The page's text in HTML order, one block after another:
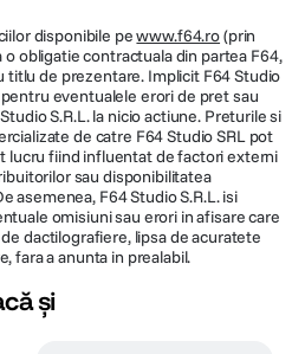
disponibile pewww.f64.ro(prin
obligatie contractuala din partea F64,
titlu de prezentare. Implicit F64 Studio
eventualele erori de pret sau
S.R.L. la nicio actiune. Preturile si
de catre F64 Studio SRL pot
lucru fiind influentat de factori externi
sau disponibilitatea
asemenea, F64 Studio S.R.L. isi
omisiuni sau erori in afisare care
dactilografiere, lipsa de acuratete
fara a anunta in prealabil.
și